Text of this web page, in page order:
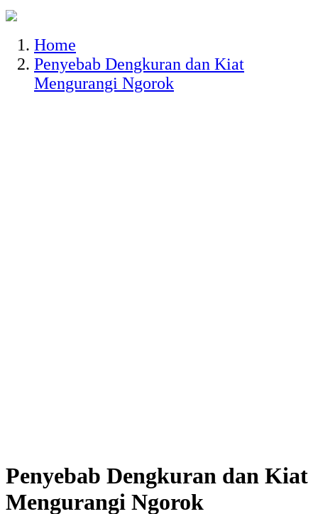
Home
Penyebab Dengkuran dan Kiat
Mengurangi Ngorok
Penyebab Dengkuran dan Kiat
Mengurangi Ngorok